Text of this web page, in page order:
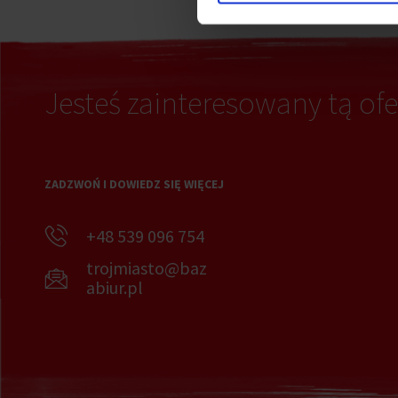
Jesteś zainteresowany tą
ZADZWOŃ I DOWIEDZ SIĘ WIĘCEJ
+48 539 096 754
trojmiasto@baz
abiur.pl